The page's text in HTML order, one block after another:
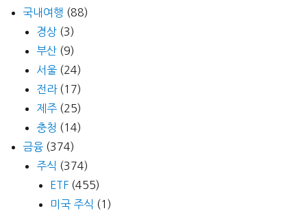
국내여행 (88)
경상 (3)
부산 (9)
서울 (24)
전라(17)
제주 (25)
충청 (14)
금융 (374)
주식 (374)
ETF (455)
미국 주식 (1)